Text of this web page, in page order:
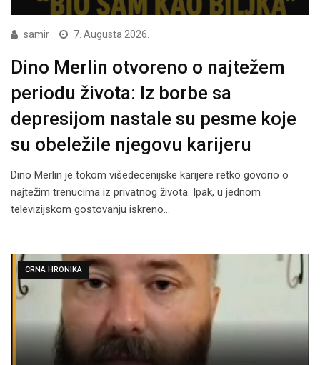
samir 7. Augusta 2026.
Dino Merlin otvoreno o najtežem
periodu života: Iz borbe sa
depresijom nastale su pesme koje
su obeležile njegovu karijeru
Dino Merlin je tokom višedecenijske karijere retko govorio o
najtežim trenucima iz privatnog života. Ipak, u jednom
televizijskom gostovanju iskreno…
CRNA HRONIKA